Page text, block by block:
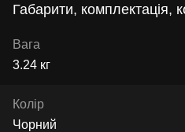
Габарити, комплектація,
Вага
3.24 кг
Колір
Чорний